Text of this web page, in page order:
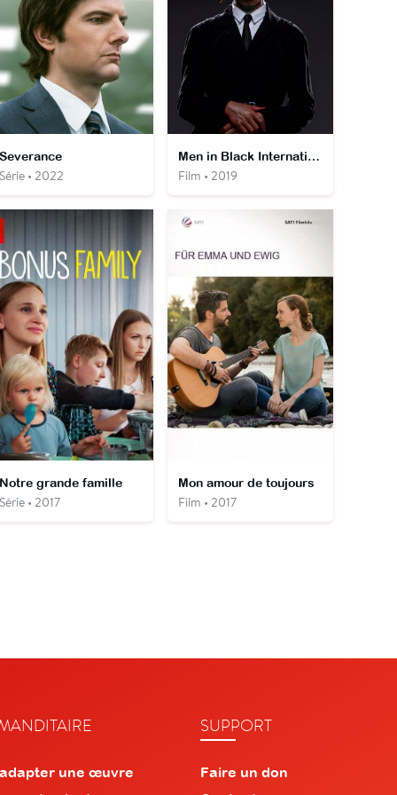
• 2022
Men in Black International
Film • 2019
grande famille
• 2017
Mon amour de toujours
Film • 2017
une œuvre
SUPPORT
Faire un don